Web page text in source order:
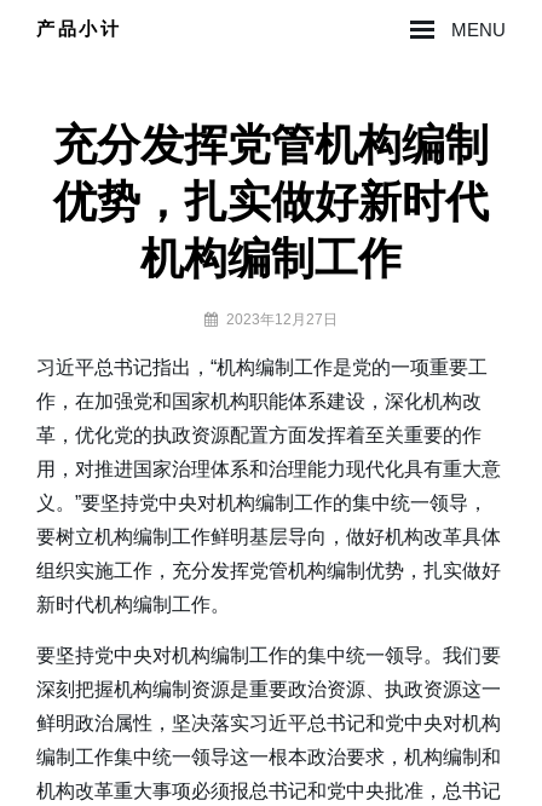
产品小计 MENU
充分发挥党管机构编制
优势，扎实做好新时代
机构编制工作
By 2023年12月27日
习近平总书记指出，“机构编制工作是党的一项重要工
作，在加强党和国家机构职能体系建设，深化机构改
革，优化党的执政资源配置方面发挥着至关重要的作
用，对推进国家治理体系和治理能力现代化具有重大意
义。”要坚持党中央对机构编制工作的集中统一领导，
要树立机构编制工作鲜明基层导向，做好机构改革具体
组织实施工作，充分发挥党管机构编制优势，扎实做好
新时代机构编制工作。
要坚持党中央对机构编制工作的集中统一领导。我们要
深刻把握机构编制资源是重要政治资源、执政资源这一
鲜明政治属性，坚决落实习近平总书记和党中央对机构
编制工作集中统一领导这一根本政治要求，机构编制和
机构改革重大事项必须报总书记和党中央批准，总书记